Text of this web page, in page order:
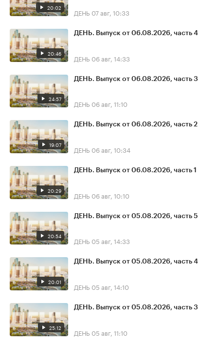
20:02 ДЕНЬ 07 авг, 10:33
20:46
ДЕНЬ. Выпуск от 06.08.2026, часть 4
ДЕНЬ 06 авг, 14:33
24:57
ДЕНЬ. Выпуск от 06.08.2026, часть 3
ДЕНЬ 06 авг, 11:10
19:07
ДЕНЬ. Выпуск от 06.08.2026, часть 2
ДЕНЬ 06 авг, 10:34
20:29
ДЕНЬ. Выпуск от 06.08.2026, часть 1
ДЕНЬ 06 авг, 10:10
20:54
ДЕНЬ. Выпуск от 05.08.2026, часть 5
ДЕНЬ 05 авг, 14:33
20:01
ДЕНЬ. Выпуск от 05.08.2026, часть 4
ДЕНЬ 05 авг, 14:10
25:12
ДЕНЬ. Выпуск от 05.08.2026, часть 3
ДЕНЬ 05 авг, 11:10